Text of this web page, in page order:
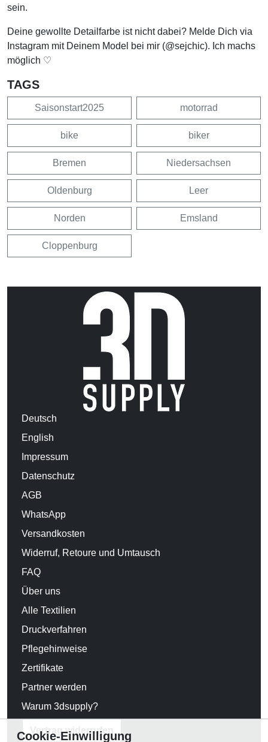
sein.
Deine gewollte Detailfarbe ist nicht dabei? Melde Dich via
Instagram mit Deinem Model bei mir (@sejchic). Ich machs
möglich ♡
TAGS
Saisonstart2025 motorrad
bike biker
Bremen Niedersachsen
Oldenburg Leer
Norden Emsland
Cloppenburg
Deutsch
English
Impressum
Datenschutz
AGB
WhatsApp
Versandkosten
Widerruf, Retoure und Umtausch
FAQ
Über uns
Alle Textilien
Druckverfahren
Pflegehinweise
Zertifikate
Partner werden
Warum 3dsupply?
Vertrag widerrufen
Cookie-Einwilligung